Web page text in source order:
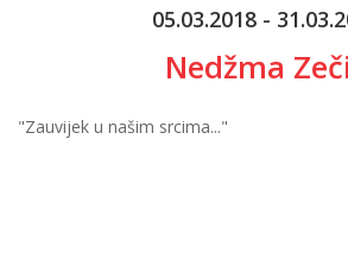
05.03.2018 -
Nedžma
"Zauvijek u našim srcima..."